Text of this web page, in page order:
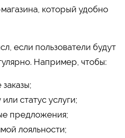
который удобно
если пользователи будут
Например, чтобы:
статус услуги;
предложения;
лояльности;